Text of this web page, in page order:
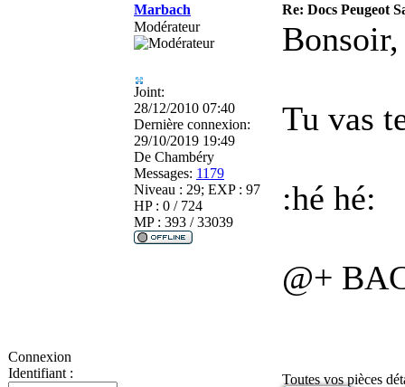
Connexion
Identifiant :
Marbach
Re: Docs Peugeot
Modérateur
Joint:
28/12/2010 07:40
Dernière connexion:
29/10/2019 19:49
De Chambéry
Messages: 1179
Niveau : 29; EXP : 97
HP : 0 / 724
MP : 393 / 33039
Tu vas
:hé hé:
@+
Toutes vos pièces